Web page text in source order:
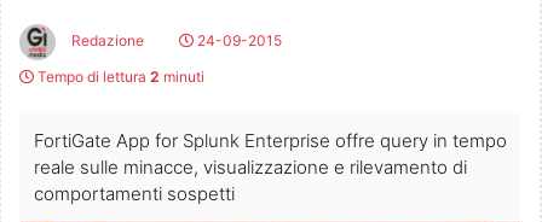
Redazione
24-09-2015
Tempo di lettura 2 minuti
FortiGate App for Splunk Enterprise offre query in tempo
reale sulle minacce, visualizzazione e rilevamento di
comportamenti sospetti